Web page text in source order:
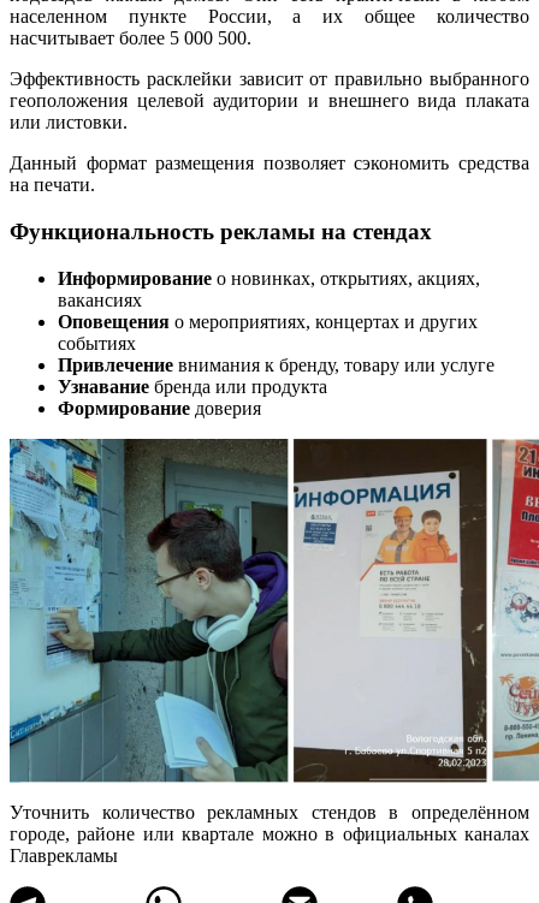
населенном пункте России, а их общее количество
насчитывает более 5 000 500.
Эффективность расклейки зависит от правильно выбранного
геоположения целевой аудитории и внешнего вида плаката
или листовки.
Данный формат размещения позволяет сэкономить средства
на печати.
Функциональность рекламы на стендах
Информирование о новинках, открытиях, акциях,
вакансиях
Оповещения о мероприятиях, концертах и других
событиях
Привлечение внимания к бренду, товару или услуге
Узнавание бренда или продукта
Формирование доверия
Уточнить количество рекламных стендов в определённом
городе, районе или квартале можно в официальных каналах
Главрекламы